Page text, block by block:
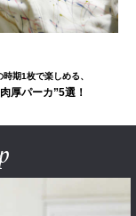
時期1枚で楽しめる、
厚パーカ”5選！